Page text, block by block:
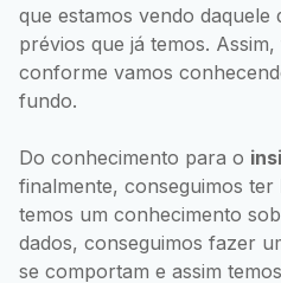
que estamos vendo
prévios que já temos.
conforme vamos
fundo.
Do conhecimento para o
finalmente, conseguimos ter
temos um conhecimento
dados, conseguimos fazer
se comportam e assim